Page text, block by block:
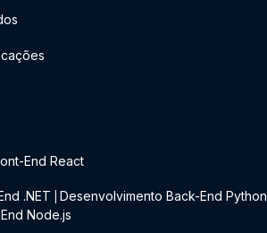
End React
.NET Desenvolvimento Back-End Python
Node.js